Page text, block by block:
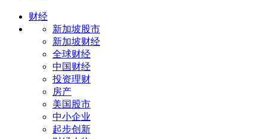
财经
新加坡股市
新加坡财经
全球财经
中国财经
投资理财
房产
美国股市
中小企业
起步创新